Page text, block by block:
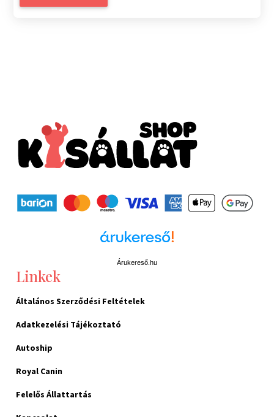
Árukereső.hu
Linkek
Általános Szerződési Feltételek
Adatkezelési Tájékoztató
Autoship
Royal Canin
Felelős Állattartás